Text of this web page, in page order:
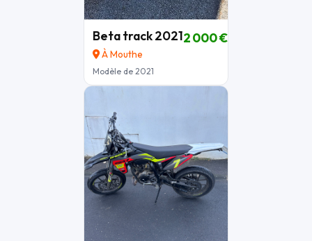
Beta track 2021
À Mouthe
Modèle de 2021
2 000 €